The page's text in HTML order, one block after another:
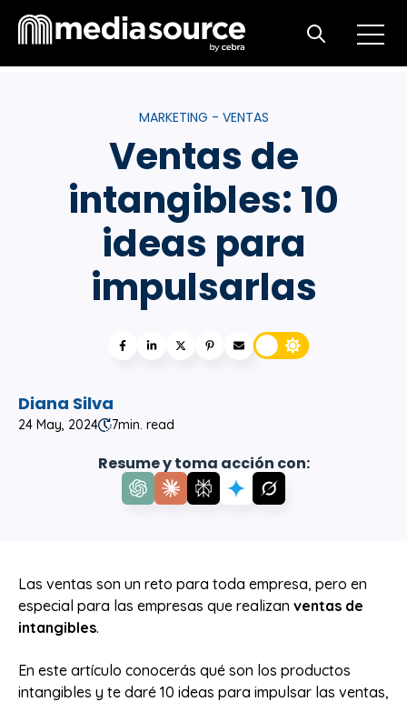
Open
Open search
MARKETING - VENTAS
Ventas de
intangibles: 10
ideas para
impulsarlas
Diana Silva
24 May, 2024 7min. read
Resume y toma acción con:
Las ventas son un reto para toda empresa, pero en
especial para las empresas que realizan ventas de
intangibles.
En este artículo conocerás qué son los productos
intangibles y te daré 10 ideas para impulsar las ventas,